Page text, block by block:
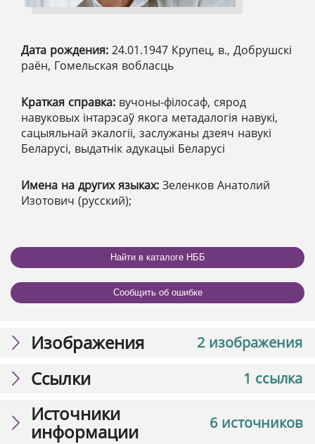
Дата рождения: 24.01.1947 Крупец, в., Добрушскі
раён, Гомельская вобласць
Краткая справка: вучоны-філосаф, сярод
навуковых інтарэсаў якога метадалогія навукі,
сацыяльнай экалогіі, заслужаны дзеяч навукі
Беларусі, выдатнiк адукацыі Беларусі
Имена на других языках: Зеленков Анатолий
Изотович (русский);
Найти в каталоге НББ
Сообщить об ошибке
2 изображения
Изображения
1 ссылка
Ссылки
6 источников
Источники
информации